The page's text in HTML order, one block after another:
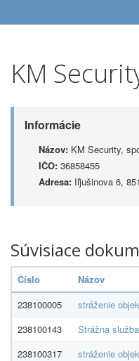
KM
Informácie
Názov: KM Security,
IČO: 36858455
Adresa: Iľjušinova 6,
Súvisiace
Číslo Názov
238100005
stráženie
238100143
Strážna
238100317
stráženie